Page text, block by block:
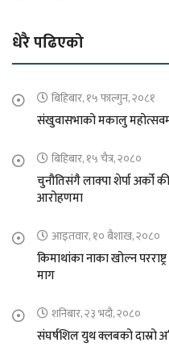
धेरै पढिएको
बिहिबार, १५ फाल्गुन, २०८१
संखुवासभाको मकालु
बिहिबार, १५ चैत्र, २०८०
चुनौतिसंगै लाक्पा शेर्पा अर्को
आरोहणमा
आइतवार, १० बैशाख, २०८०
किमाथांका नाका खोल्न
माग
शनिबार, २३ भदौ, २०८०
संघर्षशिल युथ क्लबको दास्रो